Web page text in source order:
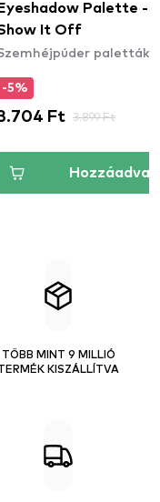
Eyeshadow Palette -
It Off
paletták
-5%
Ft 3.899 Ft
Hozzáadva
TÖBB MINT 9 MILLIÓ
KISZÁLLÍTVA